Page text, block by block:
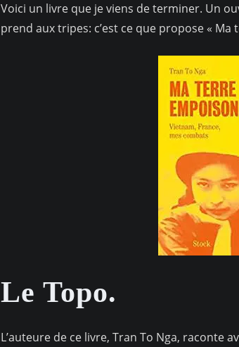
Voici un livre que je viens de terminer. Un
prend aux tripes: c’est ce que propose «
Le Topo.
L’auteure de ce livre, Tran To Nga, raconte